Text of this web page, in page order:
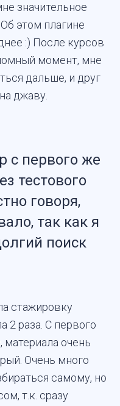
значительное
этом плагине
:) После курсов
момент, мне
дальше, и друг
джаву.
с первого же
тестового
говоря,
так как я
поиск
стажировку
2 раза. С первого
материала очень
Очень много
самому, но
т.к. сразу